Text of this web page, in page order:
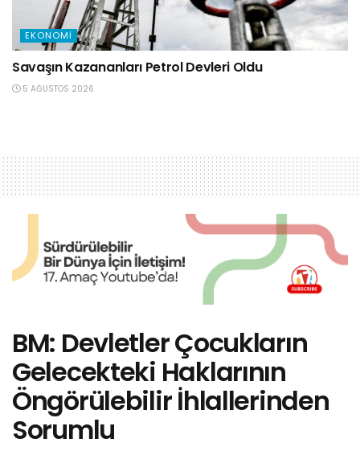
EKONOMI
Savaşın Kazananları Petrol Devleri Oldu
5 AĞUSTOS 2026
BM: Devletler Çocukların
Gelecekteki Haklarının
Öngörülebilir İhlallerinden
Sorumlu